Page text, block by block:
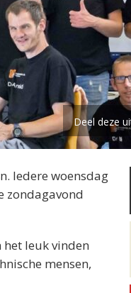
Deel deze
Iedere woensdag
zondagavond
leuk vinden
mensen,